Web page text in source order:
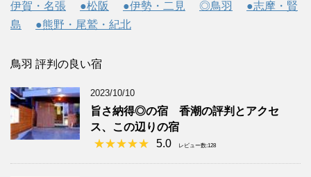
伊賀・名張
●松阪 ●伊勢・二見 ◎鳥羽
●志摩・賢
島
●熊野・尾鷲・紀北
鳥羽 評判の良い宿
2023/10/10
旨さ納得◎の宿 香潮の評判とアクセ
ス、この辺りの宿
5.0
レビュー数:128